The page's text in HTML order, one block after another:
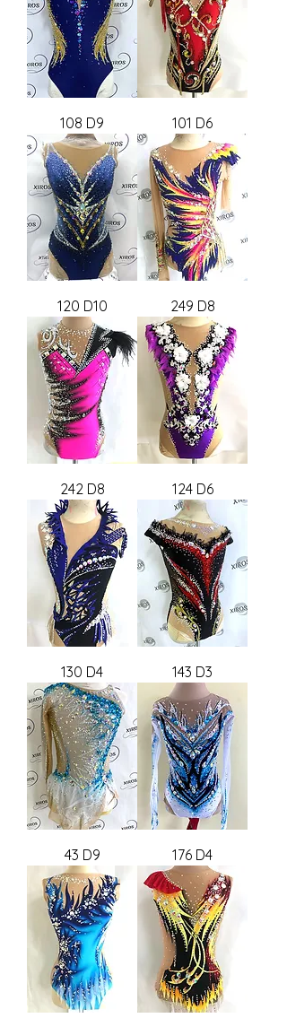
108 D9 101 D6
120 D10 249 D8
242 D8 124 D6
130 D4 143 D3
43 D9 176 D4